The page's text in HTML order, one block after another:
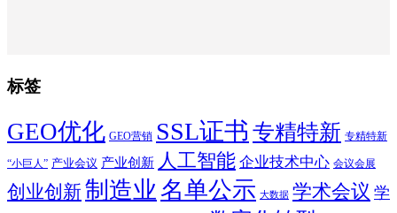
标签
GEO优化 GEO营销 SSL证书 专精特新 专精特新
“小巨人” 产业会议 产业创新 人工智能 企业技术中心 会议会展
创业创新制造业 名单公示 大数据 学术会议 学